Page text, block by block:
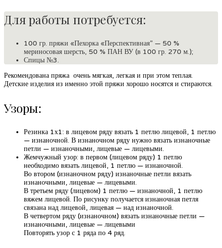
Для работы потребуется:
100 гр. пряжи «Пехорка «Перспективная” — 50 %
мериносовая шерсть, 50 % ПАН ВУ (в 100 гр. 270 м.);
Спицы №3.
Рекомендована пряжа очень мягкая, легкая и при этом теплая.
Детские изделия из именно этой пряжи хорошо носятся и стираются.
Узоры:
Резинка 1х1: в лицевом ряду вязать 1 петлю лицевой, 1 петлю
— изнаночной. В изнаночном ряду нужно вязать изнаночные
петли — изнаночными, лицевые — лицевыми.
Жемчужный узор: в первом (лицевом ряду) 1 петлю
необходимо вязать лицевой, 1 петлю — изнаночной.
Во втором (изнаночном ряду) изнаночные петли вязать
изнаночными, лицевые — лицевыми.
В третьем ряду (лицевом) 1 петлю — изнаночной, 1 петлю
вяжем лицевой. По рисунку получается изнаночная петля
связана над лицевой, лицевая — над изнаночной.
В четвертом ряду (изнаночном) вязать изнаночные петли —
изнаночными, лицевые — лицевыми
Повторять узор с 1 ряда по 4 ряд.